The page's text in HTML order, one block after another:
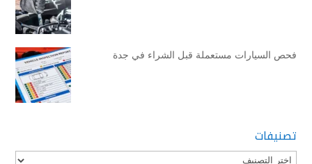
فحص السيارات مستعملة قبل الشراء في جدة
تصنيفات
تصنيفات